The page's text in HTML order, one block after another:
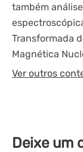
também
Transformada
Magnética
Ver outros
Deixe um